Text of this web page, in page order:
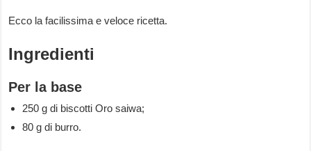
Ecco la facilissima e veloce ricetta.
Ingredienti
Per la base
250 g di biscotti Oro saiwa;
80 g di burro.